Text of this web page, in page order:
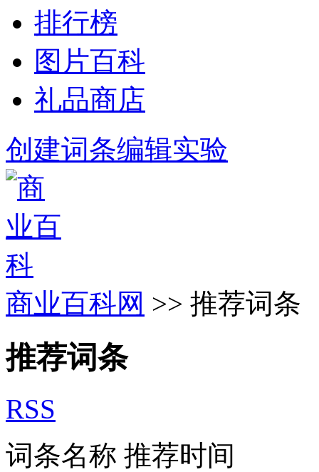
排行榜
图片百科
礼品商店
创建词条编辑实验
商业百科网 >> 推荐词条
推荐词条
RSS
词条名称 推荐时间